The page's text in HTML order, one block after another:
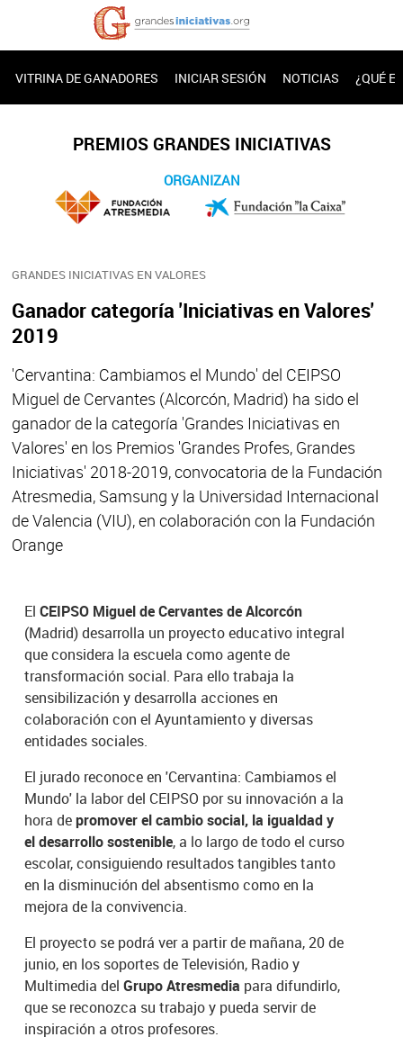
VITRINA DE GANADORES INICIAR SESIÓN NOTICIAS ¿QUÉ
PREMIOS GRANDES INICIATIVAS
ORGANIZAN
GRANDES INICIATIVAS EN VALORES
Ganador categoría 'Iniciativas en Valores'
2019
'Cervantina: Cambiamos el Mundo' del CEIPSO
Miguel de Cervantes (Alcorcón, Madrid) ha sido el
ganador de la categoría 'Grandes Iniciativas en
Valores' en los Premios 'Grandes Profes, Grandes
Iniciativas' 2018-2019, convocatoria de la Fundación
Atresmedia, Samsung y la Universidad Internacional
de Valencia (VIU), en colaboración con la Fundación
Orange
ElCEIPSO Miguel de Cervantes de Alcorcón
(Madrid) desarrolla un proyecto educativo integral
que considera la escuela como agente de
transformación social. Para ello trabaja la
sensibilización y desarrolla acciones en
colaboración con el Ayuntamiento y diversas
entidades sociales.
El jurado reconoce en 'Cervantina: Cambiamos el
Mundo' la labor del CEIPSO por su innovación a la
hora depromover el cambio social, la igualdad y
el desarrollo sostenible, a lo largo de todo el curso
escolar, consiguiendo resultados tangibles tanto
en la disminución del absentismo como en la
mejora de la convivencia.
El proyecto se podrá ver a partir de mañana, 20 de
junio, en los soportes de Televisión, Radio y
Multimedia delGrupo Atresmedia para difundirlo,
que se reconozca su trabajo y pueda servir de
inspiración a otros profesores.